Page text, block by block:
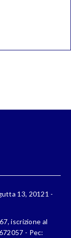
13, 20121 -
iscrizione al
- Pec: